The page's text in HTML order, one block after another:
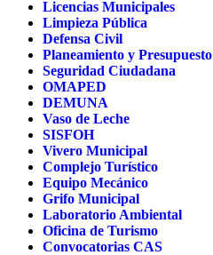
Licencias Municipales
Limpieza Pública
Defensa Civil
Planeamiento y Presupuesto
Seguridad Ciudadana
OMAPED
DEMUNA
Vaso de Leche
SISFOH
Vivero Municipal
Complejo Turístico
Equipo Mecánico
Grifo Municipal
Laboratorio Ambiental
Oficina de Turismo
Convocatorias CAS